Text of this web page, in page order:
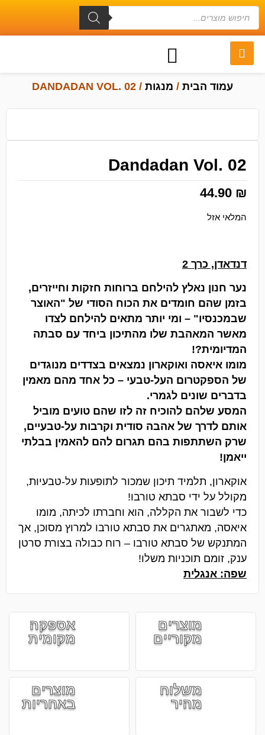
עמוד הבית / מנגות / DANDADAN VOL. 02
Dandadan Vol. 02
44.90 ₪
המלאי אזל
דנדאדן, כרך 2
נער חנון נאלץ להילחם ברוחות חזקות וחייזרים,
בזמן שהם חומדים את הכוח הסודי של "האוצר
שבמכנסיו" – ומי יותר מתאים להילחם לצדו
מאשר המאהבת שלו מהתיכון ביחד עם סבתה
המדיומית?!
מומו איאסה ואוקארון נמצאים בצדדים מנוגדים
של הספקטרום העל-טבעי – כל אחד מהם מאמין
בדברים שונים לגמרי.
המסע שלהם להוכיח זה לזו שהם טועים מוביל
אותם לדרך של אהבה סודית וקרבות על-טבעיים,
שרק השתתפות בהם תגרום להם להאמין בבלתי
ייאמן!
אוקארון, תלמיד תיכון שמכור לתופעות על-טבעיות,
מקולל על ידי סבתא טורבו!
כדי לשבור את הקללה, הוא וחברתו לכיתה, מומו
איאסה, מאתגרים את סבתא טורבו למרוץ מסוכן, אך
המתנקש של סבתא טורבו – רוח כבולה בצורת סרטן
ענק, זומם תוכניות משלו!
שפה: אנגלית
מוצרים
מקוריים
אספקה
מקומית
משלוח
מהיר
מוצרים
באחריות